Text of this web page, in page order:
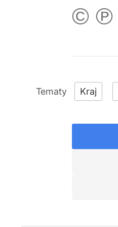
© ℗
Kraj